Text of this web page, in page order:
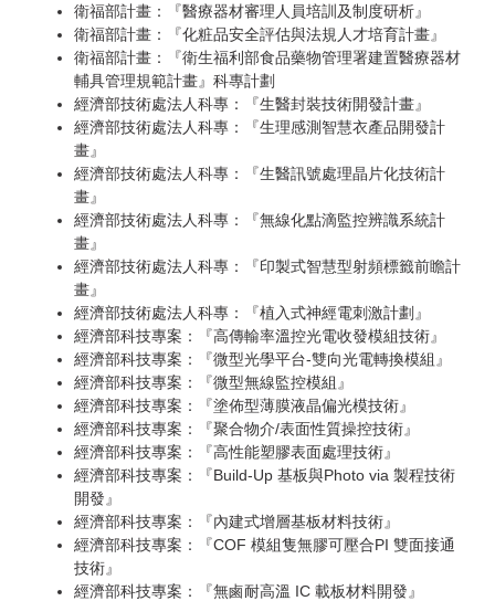
衛福部計畫：『醫療器材審理人員培訓及制度研析』
衛福部計畫：『化粧品安全評估與法規人才培育計畫』
衛福部計畫：『衛生福利部食品藥物管理署建置醫療器材
輔具管理規範計畫』科專計劃
經濟部技術處法人科專：『生醫封裝技術開發計畫』
經濟部技術處法人科專：『生理感測智慧衣產品開發計
畫』
經濟部技術處法人科專：『生醫訊號處理晶片化技術計
畫』
經濟部技術處法人科專：『無線化點滴監控辨識系統計
畫』
經濟部技術處法人科專：『印製式智慧型射頻標籤前瞻計
畫』
經濟部技術處法人科專：『植入式神經電刺激計劃』
經濟部科技專案：『高傳輸率溫控光電收發模組技術』
經濟部科技專案：『微型光學平台-雙向光電轉換模組』
經濟部科技專案：『微型無線監控模組』
經濟部科技專案：『塗佈型薄膜液晶偏光模技術』
經濟部科技專案：『聚合物介/表面性質操控技術』
經濟部科技專案：『高性能塑膠表面處理技術』
經濟部科技專案：『Build-Up 基板與Photo via 製程技術
開發』
經濟部科技專案：『內建式增層基板材料技術』
經濟部科技專案：『COF 模組隻無膠可壓合PI 雙面接通
技術』
經濟部科技專案：『無鹵耐高溫 IC 載板材料開發』